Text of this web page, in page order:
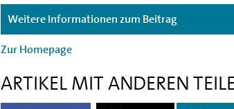
Weitere Informationen zum Beitrag
Zur Homepage
ARTIKEL MIT ANDEREN